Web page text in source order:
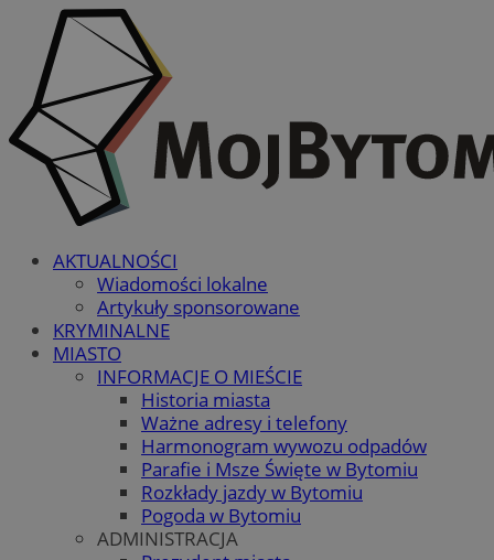
AKTUALNOŚCI
Wiadomości lokalne
Artykuły sponsorowane
KRYMINALNE
MIASTO
INFORMACJE O MIEŚCIE
Historia miasta
Ważne adresy i telefony
Harmonogram wywozu odpadów
Parafie i Msze Święte w Bytomiu
Rozkłady jazdy w Bytomiu
Pogoda w Bytomiu
ADMINISTRACJA